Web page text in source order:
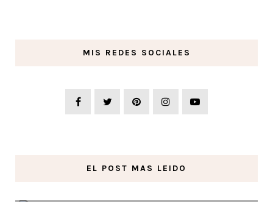
MIS REDES SOCIALES
EL POST MAS LEIDO